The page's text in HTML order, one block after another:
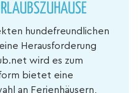
hundefreundlichen
Herausforderung
wird es zum
bietet eine
an Ferienhäusern,